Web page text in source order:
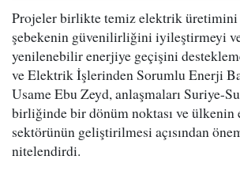
Projeler birlikte temiz elektrik üretimini
şebekenin güvenilirliğini iyileştirmeyi
yenilenebilir enerjiye geçişini
ve Elektrik İşlerinden Sorumlu Enerji
Usame Ebu Zeyd, anlaşmaları Suriye-
birliğinde bir dönüm noktası ve
sektörünün geliştirilmesi açısından
nitelendirdi.